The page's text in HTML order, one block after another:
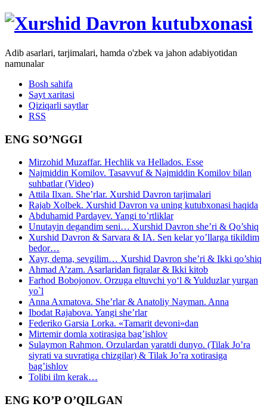
Adib asarlari, tarjimalari, hamda o'zbek va jahon adabiyotidan
namunalar
Bosh sahifa
Sayt xaritasi
Qiziqarli saytlar
RSS
ENG SO’NGGI
Mirzohid Muzaffar. Hechlik va Hellados. Esse
Najmiddin Komilov. Tasavvuf & Najmiddin Komilov bilan
suhbatlar (Video)
Attila Ilxan. She’rlar. Xurshid Davron tarjimalari
Rajab Xolbek. Xurshid Davron va uning kutubxonasi haqida
Abduhamid Pardayev. Yangi to’rtliklar
Unutayin degandim seni… Xurshid Davron she’ri & Qo’shiq
Xurshid Davron & Sarvara & IA. Sen kelar yo’llarga tikildim
bedor…
Xayr, dema, sevgilim… Xurshid Davron she’ri & Ikki qo’shiq
Ahmad A’zam. Asarlaridan fiqralar & Ikki kitob
Farhod Bobojonov. Orzuga eltuvchi yo‘l & Yulduzlar yurgan
yo`l
Anna Axmatova. She’rlar & Anatoliy Nayman. Anna
Ibodat Rajabova. Yangi she’rlar
Federiko Garsia Lorka. «Tamarit devoni»dan
Mirtemir domla xotirasiga bag’ishlov
Sulaymon Rahmon. Orzulardan yaratdi dunyo. (Tilak Jo’ra
siyrati va suvratiga chizgilar) & Tilak Jo’ra xotirasiga
bag’ishlov
Tolibi ilm kerak…
ENG KO’P O’QILGAN